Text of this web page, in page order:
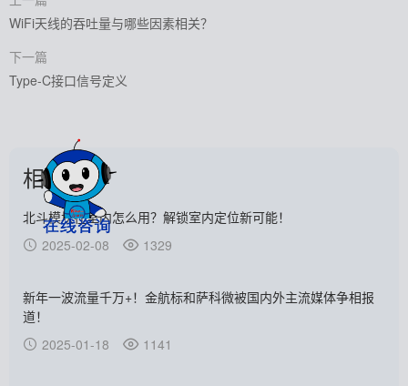
WiFi天线的吞吐量与哪些因素相关？
下一篇
Type-C接口信号定义
相关推荐
北斗模块在室内怎么用？解锁室内定位新可能！
2025-02-08
1329
新年一波流量千万+！金航标和萨科微被国内外主流媒体争相报
道！
2025-01-18
1141